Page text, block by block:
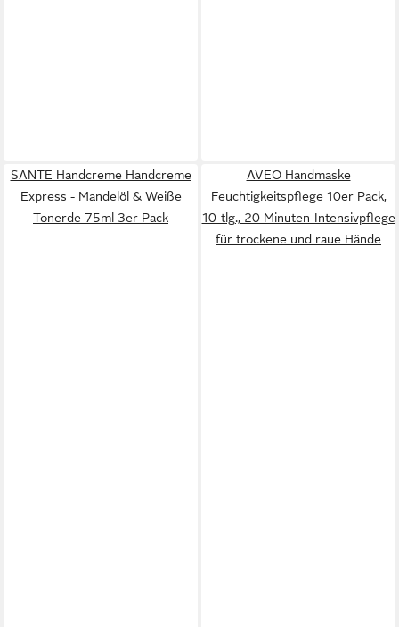
SANTE Handcreme Handcreme
Express - Mandelöl & Weiße
Tonerde 75ml 3er Pack
AVEO Handmaske
Feuchtigkeitspflege 10er Pack,
10-tlg., 20 Minuten-Intensivpflege
für trockene und raue Hände